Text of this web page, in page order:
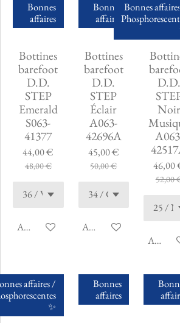
Bonnes
affaires
Bottines
barefoot
D.D.
STEP
Emerald
S063-
41377
44,00 €
48,00 €
Ajouter au panier
Bonnes
affaires
Bottines
barefoot
D.D.
STEP
Éclair
A063-
42696A
45,00 €
50,00 €
Ajouter au panier
Bonnes affaires /
✨️
D.D.
Noir
46,00
52,00
Ajouter
affaires /
✨️
Bonnes
affaires